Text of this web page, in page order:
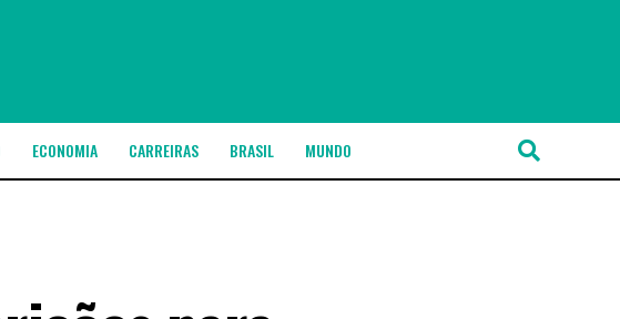
ECONOMIA CARREIRAS BRASIL MUNDO